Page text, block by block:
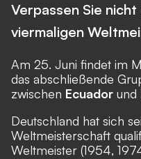
Verpassen Sie
viermaligen
Am 25. Juni findet im
das abschließende
zwischen Ecuador und
Deutschland hat sich
Weltmeisterschaft
Weltmeister (1954,